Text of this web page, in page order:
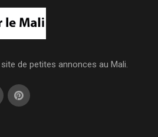
de petites annonces au Mali.